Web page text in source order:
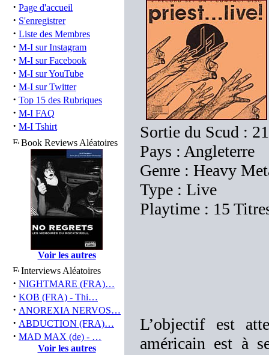
· Page d'accueil
· S'enregistrer
· Liste des Membres
· M-I sur Instagram
· M-I sur Facebook
· M-I sur YouTube
· M-I sur Twitter
· Top 15 des Rubriques
· M-I FAQ
· M-I Tshirt
Book Reviews Aléatoires
Voir les autres
Interviews Aléatoires
· NIGHTMARE (FRA)…
· KOB (FRA) - Thi…
· ANOREXIA NERVOS…
· ABDUCTION (FRA)…
· MAD MAX (de) - …
Voir les autres
Sortie du Scud :
Pays : Angleterre
Genre : Heavy
Type : Live
Playtime : 15
L’objectif est
américain est à